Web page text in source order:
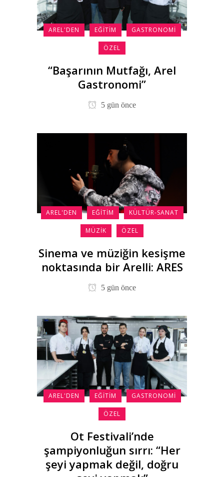
AREL'DEN EĞITIM GASTRONOMI
ÖZEL
“Başarının Mutfağı, Arel
Gastronomi”
5 gün önce
AREL'DEN EĞITIM KÜLTÜR-SANAT
MÜZIK ÖZEL
Sinema ve müziğin kesişme
noktasında bir Arelli: ARES
5 gün önce
AREL'DEN EĞITIM GASTRONOMI
ÖZEL
Ot Festivali’nde
şampiyonluğun sırrı: “Her
şeyi yapmak değil, doğru